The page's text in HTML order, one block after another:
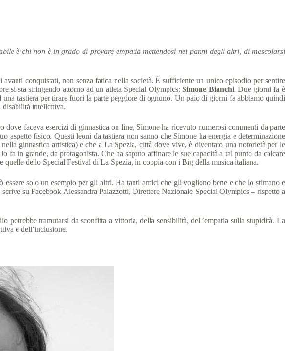
è chi non è in grado di provare empatia mettendosi nei panni degli altri, di mescolarsi
conquistati, non senza fatica nella società. È sufficiente un unico episodio per sentire
si sta stringendo attorno ad un atleta Special Olympics:Simone Bianchi. Due giorni fa è
tastiera per tirare fuori la parte peggiore di ognuno. Un paio di giorni fa abbiamo quindi
disabilità intellettiva.
faceva esercizi di ginnastica on line, Simone ha ricevuto numerosi commenti da parte
fisico. Questi leoni da tastiera non sanno che Simone ha energia e determinazione
ginnastica artistica) e che a La Spezia, città dove vive, è diventato una notorietà per le
in grande, da protagonista. Che ha saputo affinare le sue capacità a tal punto da calcare
dello Special Festival di La Spezia, in coppia con i Big della musica italiana.
solo un esempio per gli altri. Ha tanti amici che gli vogliono bene e che lo stimano e
su Facebook Alessandra Palazzotti, Direttore Nazionale Special Olympics – rispetto a
potrebbe tramutarsi da sconfitta a vittoria, della sensibilità, dell’empatia sulla stupidità. La
e dell’inclusione.